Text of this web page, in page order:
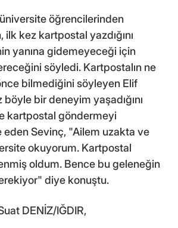
öğrencilerinden
kez kartpostal yazdığını
yanına gidemeyeceği için
söyledi. Kartpostalın ne
bilmediğini söyleyen Elif
bir deneyim yaşadığını
kartpostal göndermeyi
Sevinç, "Ailem uzakta ve
okuyorum. Kartpostal
oldum. Bence bu geleneğin
diye konuştu.
DENİZ/IĞDIR,